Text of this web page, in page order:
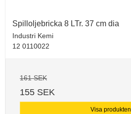
Spilloljebricka 8 LTr. 37 cm dia
Industri Kemi
12 0110022
161 SEK
155 SEK
Visa produkten